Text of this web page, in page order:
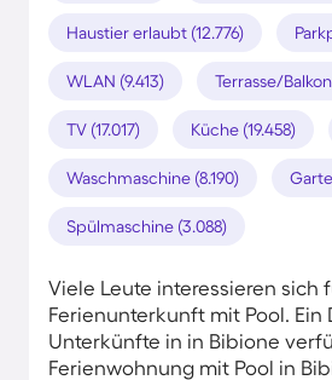
Haustier erlaubt (12.776)
WLAN (9.413) Terrasse/
TV (17.017) Küche (19.458)
Waschmaschine (8.190)
Spülmaschine (3.088)
Viele Leute interessieren sich
Ferienunterkunft mit Pool. Ein
Unterkünfte in in Bibione
Ferienwohnung mit Pool in